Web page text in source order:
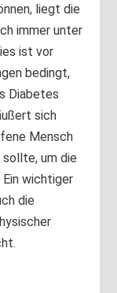
liegt die
immer unter
ist vor
bedingt,
Diabetes
sich
Mensch
um die
wichtiger
die